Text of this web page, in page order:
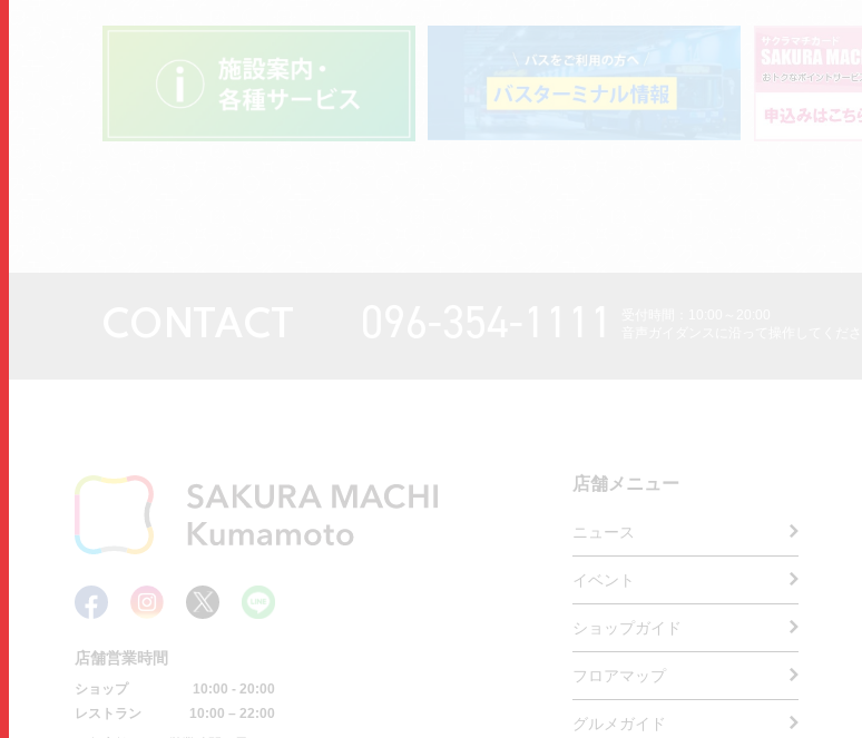
店舗営業時間
ショップ
10:00 - 20:00
レストラン
10:00 – 22:00
店舗メニュー
ニュース
イベント
ショップガイド
フロアマップ
グルメガイド